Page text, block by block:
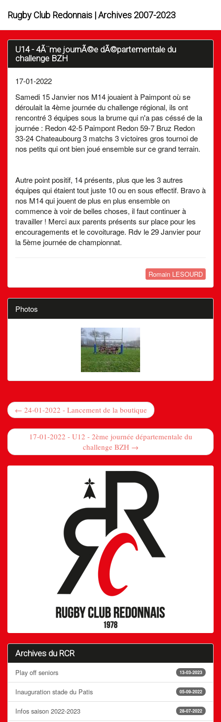
Rugby Club Redonnais | Archives 2007-2023
U14 - 4Ã¨me journÃ©e dÃ©partementale du
challenge BZH
17-01-2022
Samedi 15 Janvier nos M14 jouaient à Paimpont où se
déroulait la 4ème journée du challenge régional, ils ont
rencontré 3 équipes sous la brume qui n'a pas céssé de la
journée : Redon 42-5 Paimpont Redon 59-7 Bruz Redon
33-24 Chateaubourg 3 matchs 3 victoires gros tournoi de
nos petits qui ont bien joué ensemble sur ce grand terrain.
Autre point positif, 14 présents, plus que les 3 autres
équipes qui étaient tout juste 10 ou en sous effectif. Bravo à
nos M14 qui jouent de plus en plus ensemble on
commence à voir de belles choses, il faut continuer à
travailler ! Merci aux parents présents sur place pour les
encouragements et le covoiturage. Rdv le 29 Janvier pour
la 5ème journée de championnat.
Romain LESOURD
Photos
← 24-01-2022 - Lancement de la boutique
17-01-2022 - U12 - 2ème journée départementale du
challenge BZH →
Archives du RCR
13-03-2023
Play off seniors
05-09-2022
Inauguration stade du Patis
28-07-2022
Infos saison 2022-2023